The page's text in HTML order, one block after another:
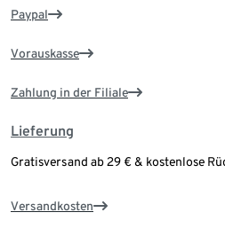
Paypal
Vorauskasse
Zahlung in der Filiale
Lieferung
Gratisversand ab 29 € & kostenlose
Versandkosten